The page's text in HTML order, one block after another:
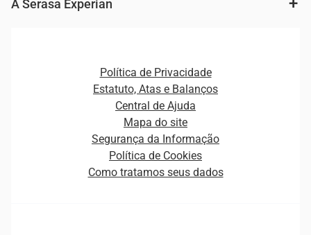
Cobrança e Recuperação de Dívidas
Plataformas e Motores de decisão
Ver todo o conteúdo
Curso Gratuito de Saúde Financeira
Empreendedorismo
Estudos e Pesquisas
A Serasa Experian
Distribuidores e representantes
Estrutura Organizacional
Sala de Imprensa
Política de Privacidade
Estatuto, Atas e Balanços
Central de Ajuda
Mapa do site
Segurança da Informação
Política de Cookies
Como tratamos seus dados